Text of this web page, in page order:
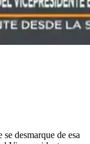
desmarque de esa